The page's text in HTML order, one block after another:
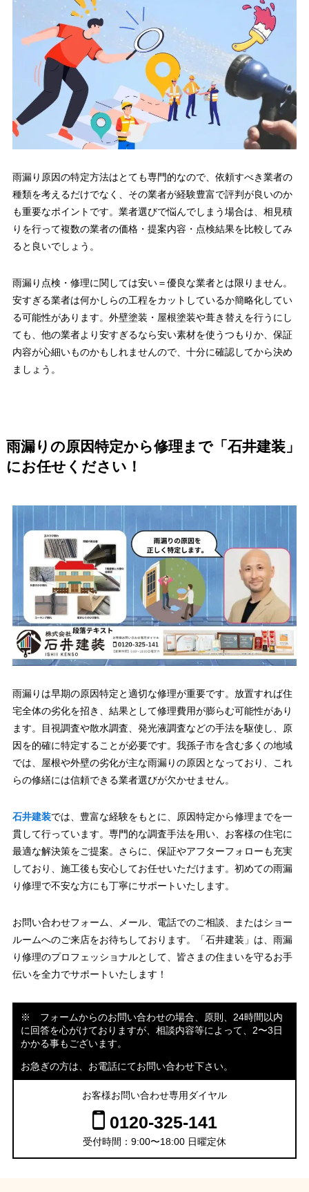
雨漏り原因の特定方法はとても専門的なので、依頼すべき業者の
種類を考えるだけでなく、その業者が経験豊富で評判が良いのか
も重要なポイントです。業者選びで悩んでしまう場合は、相見積
りを行って複数の業者の価格・提案内容・点検結果を比較してみ
ると良いでしょう。
雨漏り点検・修理に関しては安い＝優良な業者とは限りません。
安すぎる業者は何かしらの工程をカットしているか簡略化してい
る可能性があります。外壁塗装・屋根塗装や葺き替えを行うにし
ても、他の業者より安すぎるなら安い素材を使うつもりか、保証
内容が心細いものかもしれませんので、十分に確認してから決め
ましょう。
雨漏りの原因特定から修理まで「石井建装」
にお任せください！
雨漏りは早期の原因特定と適切な修理が重要です。放置すれば住
宅全体の劣化を招き、結果として修理費用が膨らむ可能性があり
ます。目視調査や散水調査、発光液調査などの手法を駆使し、原
因を的確に特定することが必要です。我孫子市を含む多くの地域
では、屋根や外壁の劣化が主な雨漏りの原因となっており、これ
らの修繕には信頼できる業者選びが欠かせません。
石井建装では、豊富な経験をもとに、原因特定から修理までを一
貫して行っています。専門的な調査手法を用い、お客様の住宅に
最適な解決策をご提案。さらに、保証やアフターフォローも充実
しており、施工後も安心してお任せいただけます。初めての雨漏
り修理で不安な方にも丁寧にサポートいたします。
お問い合わせフォーム、メール、電話でのご相談、またはショー
ルームへのご来店をお待ちしております。「石井建装」は、雨漏
り修理のプロフェッショナルとして、皆さまの住まいを守るお手
伝いを全力でサポートいたします！
※ フォームからのお問い合わせの場合、原則、24時間以内
に回答を心がけておりますが、相談内容等によって、2〜3日
かかる事もございます。
お急ぎの方は、お電話にてお問い合わせ下さい。
お客様お問い合わせ専用ダイヤル
0120-325-141
受付時間：9:00〜18:00 日曜定休